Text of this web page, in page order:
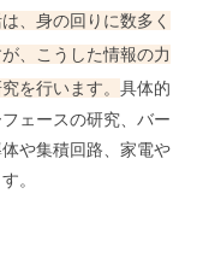
、身の回りに数多く
、こうした情報の力
を行います。 具体的
ェースの研究、バー
や集積回路、家電や
。